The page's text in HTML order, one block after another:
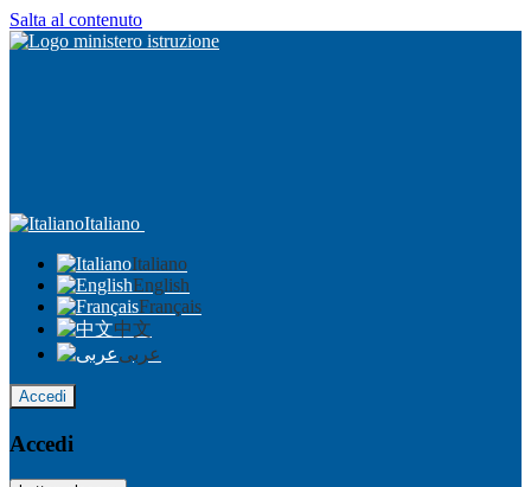
Salta al contenuto
Italiano
Italiano
English
Français
中文
عربى
Accedi
Accedi